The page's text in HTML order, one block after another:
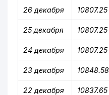
26 декабря 10807.25
25 декабря 10807.25
24 декабря 10807.25
23 декабря 10848.58
22 декабря 10837.65